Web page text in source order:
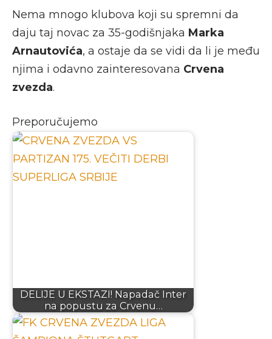
Nema mnogo klubova koji su spremni da
daju taj novac za 35-godišnjaka Marka
Arnautovića, a ostaje da se vidi da li je među
njima i odavno zainteresovana Crvena
zvezda.
Preporučujemo
DELIJE U EKSTAZI! Napadač Inter
na popustu za Crvenu…